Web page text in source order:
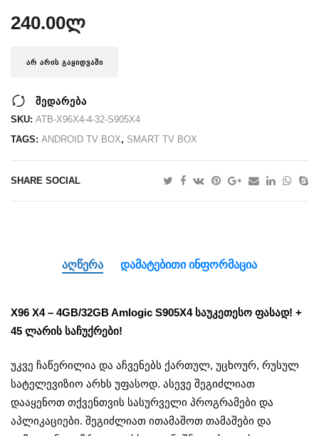
240.00ლ
ᲐᲠ ᲐᲠᲘᲡ ᲒᲐᲧᲘᲓᲕᲐᲨᲘ
შედარება
SKU: ATB-X96X4-4-32-S905X4
TAGS: ANDROID TV BOX, SMART TV BOX
SHARE SOCIAL
ᲐᲦᲬᲔᲠᲐ ᲓᲐᲛᲐᲢᲔᲑᲘᲗᲘ ᲘᲜᲤᲝᲠᲛᲐᲪᲘᲐ
X96 X4 – 4GB/32GB Amlogic S905X4 საუკეთესო ფასად! +
45 ლარის საჩუქრები!
უკვე ჩაწერილია და აჩვენებს ქართულ, უცხოურ, რუსულ
სატელევიზიო არხს უფასოდ. ასევე შეგიძლიათ
დააყენოთ თქვენთვის სასურველი პროგრამები და
აპლიკაციები. შეგიძლიათ ითამაშოთ თამაშები და